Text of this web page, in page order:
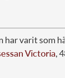
har varit som
Victoria,